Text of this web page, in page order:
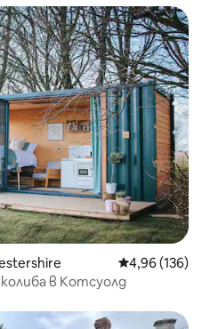
Средна
4,96 (136)
в Котсуолд